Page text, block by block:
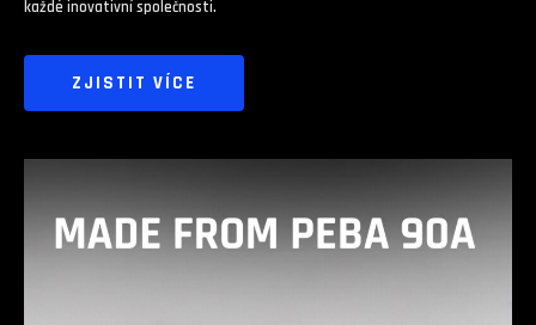
každé inovativní společnosti.
ZJISTIT VÍCE